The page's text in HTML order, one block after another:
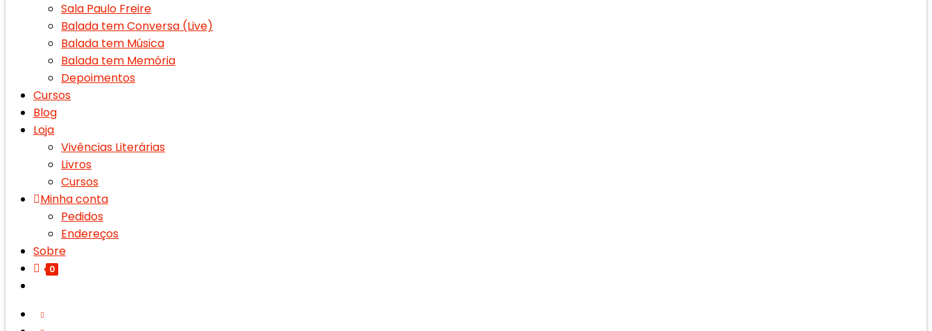
Sala Paulo Freire
Balada tem Conversa (Live)
Balada tem Música
Balada tem Memória
Depoimentos
Cursos
Blog
Loja
Vivências Literárias
Livros
Cursos
Minha conta
Pedidos
Endereços
Sobre
0